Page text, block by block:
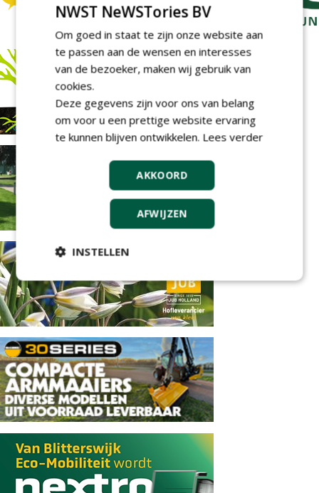
NWST NeWSTories BV
Om goed in staat te zijn onze website aan
te passen aan de wensen en interesses
van de bezoeker, maken wij gebruik van
cookies.
Deze gegevens zijn voor ons van belang
om voor u een prettige website ervaring
te kunnen blijven ontwikkelen. Lees verder
AKKOORD
AFWIJZEN
INSTELLEN